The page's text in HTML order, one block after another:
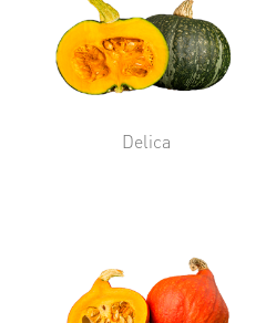
Delica